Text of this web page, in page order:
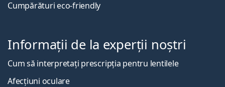
Cumpărături eco-friendly
Informații de la experții noștri
Cum să interpretați prescripția pentru lentilele
Afecțiuni oculare